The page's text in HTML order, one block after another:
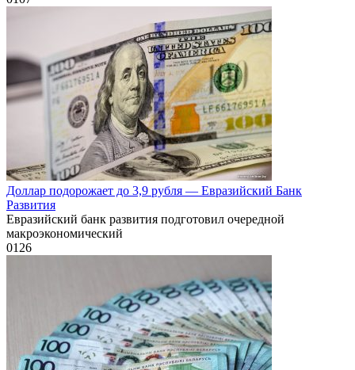
Доллар подорожает до 3,9 рубля — Евразийский Банк
Развития
Евразийский банк развития подготовил очередной
макроэкономический
0126